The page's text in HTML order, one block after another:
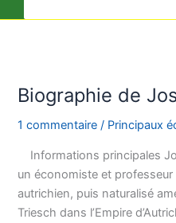
Biographie de
1 commentaire / Principaux
Informations principales
un économiste et
autrichien, puis naturalisé
Triesch dans l’Empire